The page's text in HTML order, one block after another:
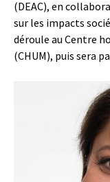
(DEAC), en
sur les impacts
déroule au Centre
(CHUM), puis sera